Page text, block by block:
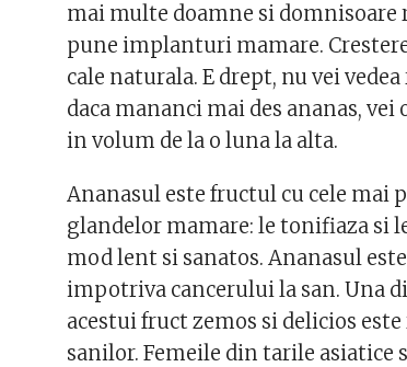
mai multe doamne si
pune implanturi mamare.
cale naturala. E drept, nu vei
daca mananci mai des ananas,
in volum de la o luna la alta.
Ananasul este fructul cu cele mai
glandelor mamare: le tonifiaza si
mod lent si sanatos. Ananasul
impotriva cancerului la san. Una
acestui fruct zemos si delicios
sanilor. Femeile din tarile asiatice